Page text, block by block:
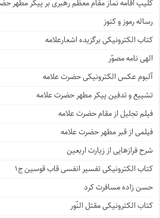
کلیپ اقامه نماز مقام معظم رهبری بر پیکر مطهر
رساله رموز و کنوز
کتاب الکترونیکی برگزیده اشعارعلامه
الهی نامه مصوّر
آلبوم عکس الکترونیکی حضرت علامه
تشییع و تدفین پیکر مطهر حضرت علامه
فیلم تجلیل از مقام حضرت علامه
فیلمی از قبر مطهر حضرت علامه
شرح فرازهایی از زیارت اربعین
کتاب الکترونیکی تفسیر انفسی قاب قوسین ج۱
حسن زاده مسافرت کرد
کتاب الکترونیکی مقتل النّور